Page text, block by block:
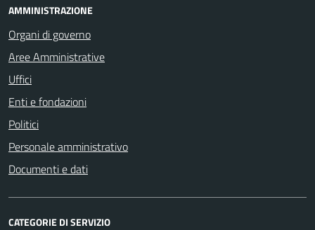
AMMINISTRAZIONE
Organi di governo
Aree Amministrative
Uffici
Enti e fondazioni
Politici
Personale amministrativo
Documenti e dati
CATEGORIE DI SERVIZIO